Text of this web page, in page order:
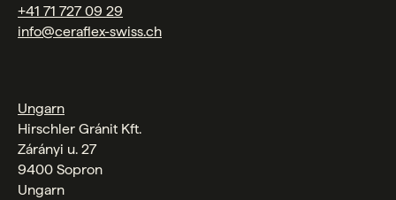
+41 71 727 09 29
info@ceraflex-swiss.ch
Ungarn
Hirschler Gránit Kft.
Zárányi u. 27
9400 Sopron
Ungarn